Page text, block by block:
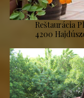
Reštaurácia
4200